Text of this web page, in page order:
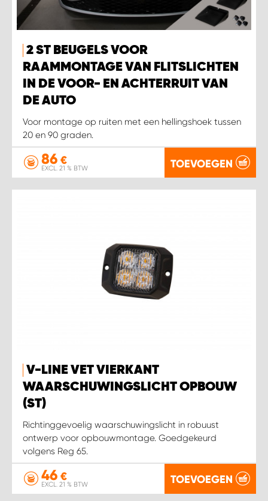
2 ST BEUGELS VOOR
RAAMMONTAGE VAN FLITSLICHTEN
IN DE VOOR- EN ACHTERRUIT VAN
DE AUTO
Voor montage op ruiten met een hellingshoek tussen
20 en 90 graden.
86 €
EXCL. 21 % BTW TOEVOEGEN
V-LINE VET VIERKANT
WAARSCHUWINGSLICHT OPBOUW
(ST)
Richtinggevoelig waarschuwingslicht in robuust
ontwerp voor opbouwmontage. Goedgekeurd
volgens Reg 65.
46 €
EXCL. 21 % BTW TOEVOEGEN